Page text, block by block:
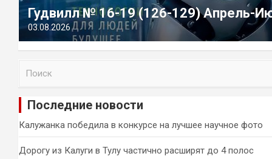
Гудвилл № 16-19 (126-129) Апрель-
03.08.2026
и
Последние новости
Калужанка победила в конкурсе на лучшее научное фото
Дорогу из Калуги в Тулу частично расширят до 4 полос